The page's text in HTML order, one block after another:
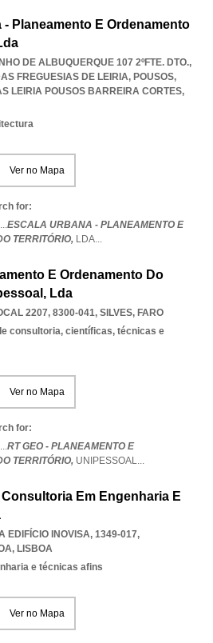
- Planeamento E Ordenamento
DE ALBUQUERQUE 107 2ºFTE. DTO.,
FREGUESIAS DE LEIRIA, POUSOS,
LEIRIA POUSOS BARREIRA CORTES,
Ver no Mapa
for:
ESCALA URBANA - PLANEAMENTO E
TERRITÓRIO, LDA...
E Ordenamento Do
Lda
2207, 8300-041, SILVES, FARO
consultoria, científicas, técnicas e
Ver no Mapa
for:
RT GEO - PLANEAMENTO E
TERRITÓRIO, UNIPESSOAL...
Em Engenharia E
EDIFÍCIO INOVISA, 1349-017,
, LISBOA
e técnicas afins
Ver no Mapa